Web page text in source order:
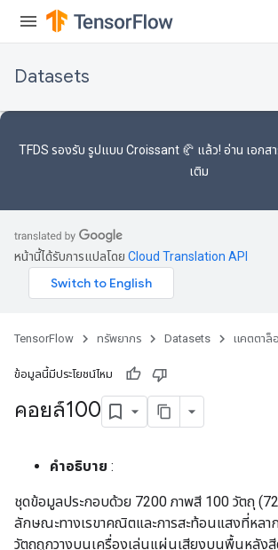
Datasets
TFDS รองรับ รูปแบบ Croissant 🥐 แล้ว! อ่าน เอกส
เติม
หน้านี้ได้รับการแปลโดย Cloud Translation API
TensorFlow ทรัพยากร Datasets แคตตาล็
ข้อมูลนี้มีประโยชน์ไหม
คอยล์100
คำอธิบาย :
ชุดข้อมูลประกอบด้วย 7200 ภาพสี 100 วัตถุ
ลักษณะทางเรขาคณิตและการสะท้อนแสงที่หลา
วัตถุถูกวางบนเครื่องเล่นแผ่นเสียงบนพื้นหลัง